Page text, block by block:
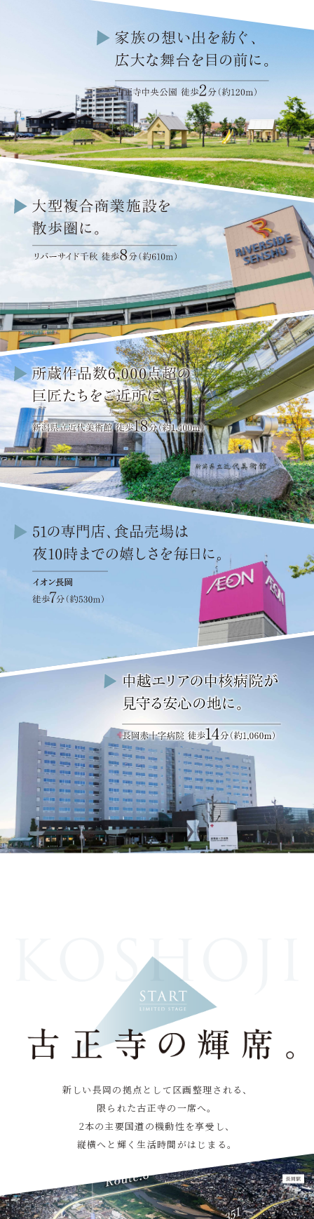
新しい長岡の拠点として区画整理される、
限られた古正寺の一席へ。
2本の主要国道の機動性を享受し、
縦横へと輝く生活時間がはじまる。